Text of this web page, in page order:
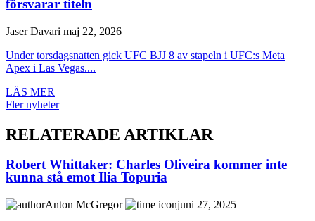
försvarar titeln
Jaser Davari maj 22, 2026
Under torsdagsnatten gick UFC BJJ 8 av stapeln i UFC:s Meta
Apex i Las Vegas....
LÄS MER
Fler nyheter
RELATERADE ARTIKLAR
Robert Whittaker: Charles Oliveira kommer inte
kunna stå emot Ilia Topuria
Anton McGregor
juni 27, 2025